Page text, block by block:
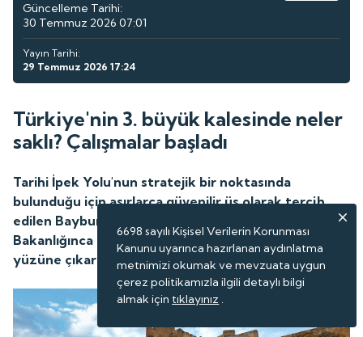
Güncelleme Tarihi:
30 Temmuz 2026 07:01
Yayın Tarihi:
29 Temmuz 2026 17:24
Türkiye'nin 3. büyük kalesinde neler
saklı? Çalışmalar başladı
Tarihi İpek Yolu'nun stratejik bir noktasında
bulunduğu için asırlarca güvenilir üs olarak tercih
edilen Bayburt Kalesi'nde, Kültür ve Turizm
Bakanlığınca başlatılan kazı projesi ile tarih gün
yüzüne çıkarılıyor.
6698 sayılı Kişisel Verilerin Korunması
Kanunu uyarınca hazırlanan aydınlatma
metnimizi okumak ve mevzuata uygun
çerez politikamızla ilgili detaylı bilgi
almak için tıklayınız .